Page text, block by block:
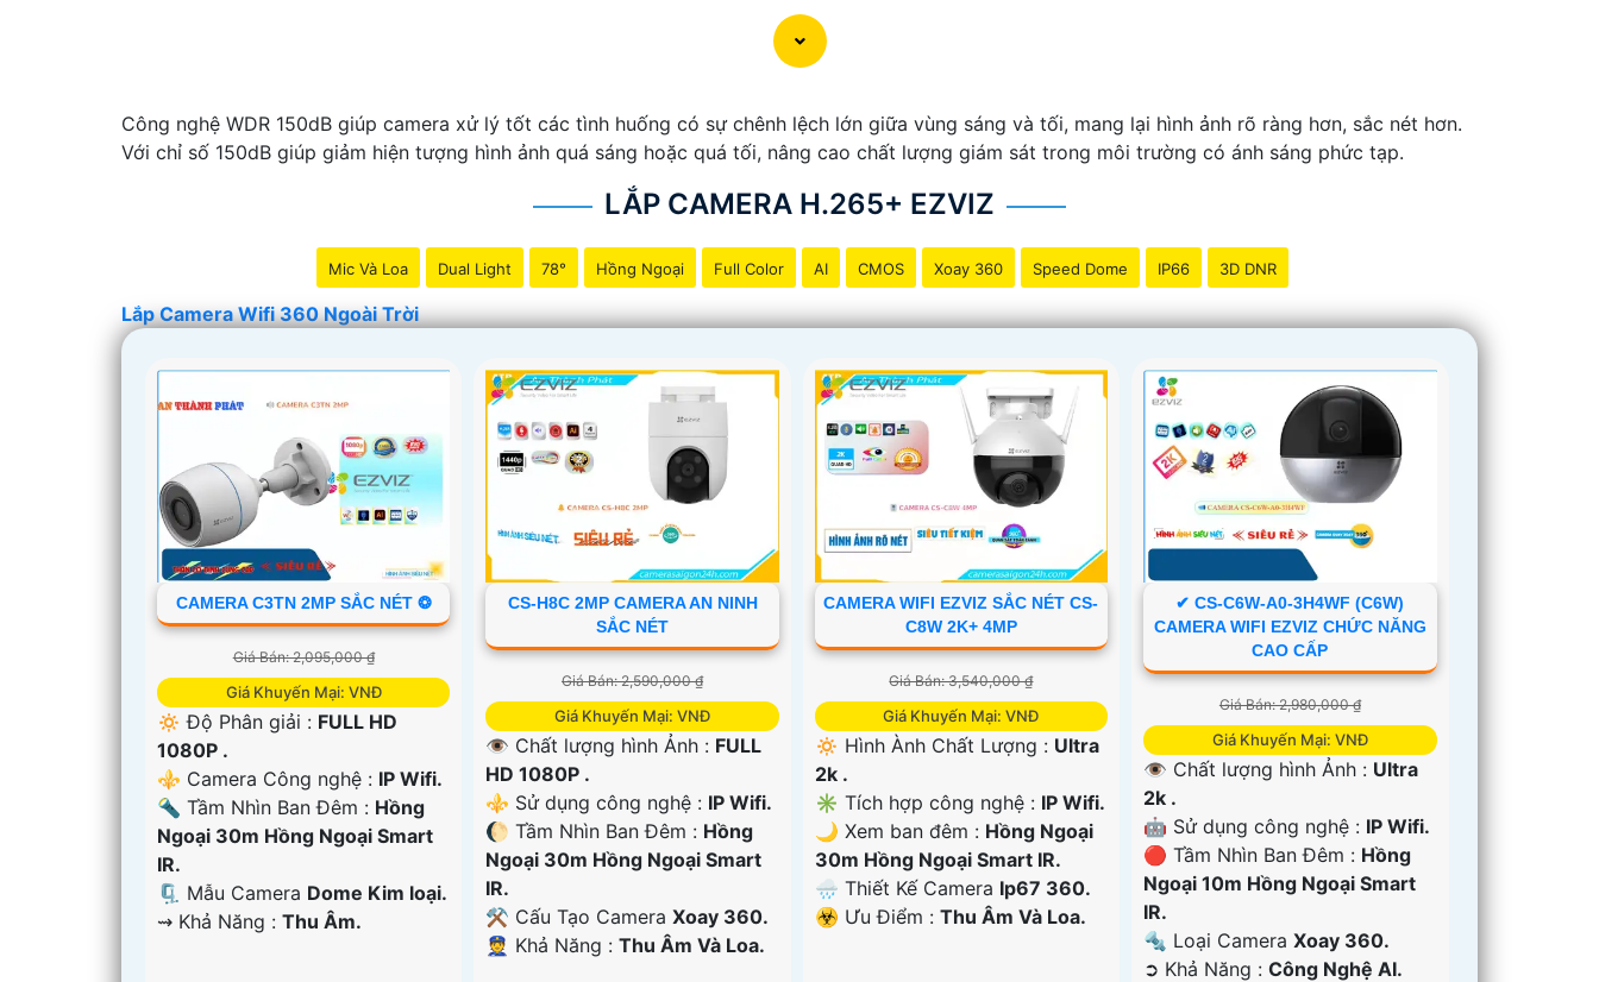
trời, bạn có thể yên tâm mà không cần lo lắng về việc bị xâm nhập hoặc mất trội tài sản.
Công nghệ WDR 150dB giúp camera xử lý tốt các tình huống có sự chênh lệch lớn giữa vùng sáng và tối, mang lại hình ảnh rõ ràng hơn, sắc nét hơn.
Với chỉ số 150dB giúp giảm hiện tượng hình ảnh quá sáng hoặc quá tối, nâng cao chất lượng giám sát trong môi trường có ánh sáng phức tạp.
LẮP CAMERA H.265+ EZVIZ
Mic Và Loa Dual Light 78° Hồng Ngoại Full Color AI CMOS Xoay 360 Speed Dome IP66 3D DNR
Lắp Camera Wifi 360 Ngoài Trời
CAMERA C3TN 2MP SẮC NÉT ❂
Giá Bán: 2,095,000 ₫
Giá Khuyến Mại: VNĐ
🔅 Độ Phân giải : FULL HD
1080P .
⚜️ Camera Công nghệ : IP Wifi.
🔦 Tầm Nhìn Ban Đêm : Hồng
Ngoại 30m Hồng Ngoại Smart
IR.
🗜️ Mẫu Camera Dome Kim loại.
️⇝ Khả Năng : Thu Âm.
CS-H8C 2MP CAMERA AN NINH
SẮC NÉT
Giá Bán: 2,590,000 ₫
Giá Khuyến Mại: VNĐ
👁 Chất lượng hình Ảnh : FULL
HD 1080P .
⚜️ Sử dụng công nghệ : IP Wifi.
🌔 Tầm Nhìn Ban Đêm : Hồng
Ngoại 30m Hồng Ngoại Smart
IR.
⚒ Cấu Tạo CameraXoay 360.
️👮 Khả Năng :Thu Âm Và Loa.
CAMERA WIFI EZVIZ SẮC NÉT CS-
C8W 2K+ 4MP
Giá Bán: 3,540,000 ₫
Giá Khuyến Mại: VNĐ
🔅 Hình Ành Chất Lượng : Ultra
2k .
✳️ Tích hợp công nghệ : IP Wifi.
🌙 Xem ban đêm : Hồng Ngoại
30m Hồng Ngoại Smart IR.
🌧️ Thiết Kế Camera Ip67 360.
️☣️ Ưu Điểm : Thu Âm Và Loa.
✔ CS-C6W-A0-3H4WF (C6W)
CAMERA WIFI EZVIZ CHỨC NĂNG
CAO CẤP
Giá Bán: 2,980,000 ₫
Giá Khuyến Mại: VNĐ
👁 Chất lượng hình Ảnh : Ultra
2k .
🤖️ Sử dụng công nghệ : IP Wifi.
🔴 Tầm Nhìn Ban Đêm : Hồng
Ngoại 10m Hồng Ngoại Smart
IR.
🔩 Loại CameraXoay 360.
️➲ Khả Năng :Công Nghệ AI.